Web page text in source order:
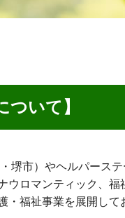
いて】
堺市）やヘルパース
ロマンティック、
・福祉事業を展開し